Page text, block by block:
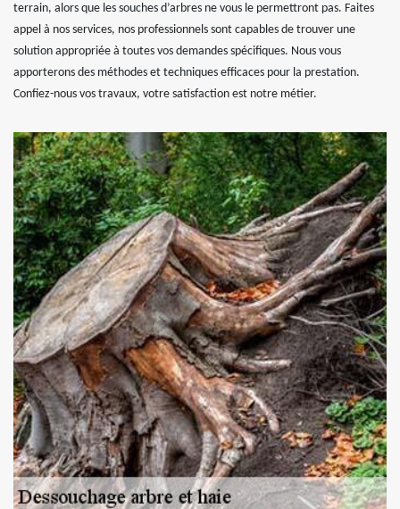
terrain, alors que les souches d’arbres ne vous le permettront pas. Faites
appel à nos services, nos professionnels sont capables de trouver une
solution appropriée à toutes vos demandes spécifiques. Nous vous
apporterons des méthodes et techniques efficaces pour la prestation.
Confiez-nous vos travaux, votre satisfaction est notre métier.